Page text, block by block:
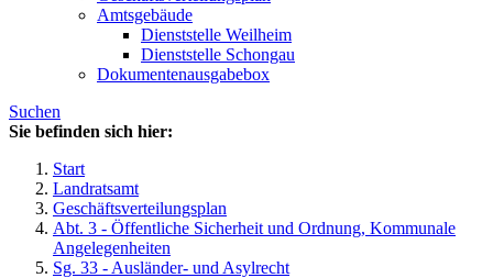
Amtsgebäude
Dienststelle Weilheim
Dienststelle Schongau
Dokumentenausgabebox
Suchen
Sie befinden sich hier:
Start
Landratsamt
Geschäftsverteilungsplan
Abt. 3 - Öffentliche Sicherheit und Ordnung, Kommunale
Angelegenheiten
Sg. 33 - Ausländer- und Asylrecht